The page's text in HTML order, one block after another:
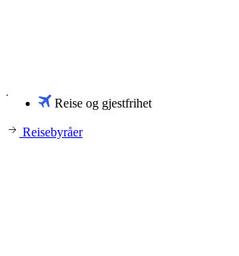
Reise og gjestfrihet
Reisebyråer